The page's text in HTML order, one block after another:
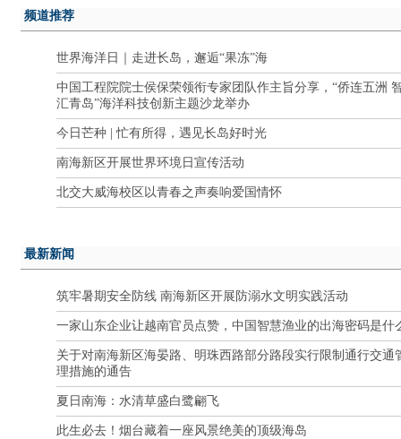
频道推荐
世界海洋日｜走进长岛，邂逅“果冻”海
中国工程院院士侯保荣领衔专家团队作主旨分享，“侨连五洲
汇青岛”海洋科技创新主题沙龙举办
今日芒种 | 忙有所得，遇见长岛好时光
南海新区开展世界环境日宣传活动
北交大威海校区以青春之声奏响爱国情怀
最新新闻
筑牢暑期安全防线 南海新区开展防溺水文明实践活动
一家山东企业让越南官员点赞，中国智慧渔业的出海密码是什
关于对南海新区海晏路、明珠西路部分路段实行限制通行交通
理措施的通告
夏日南海：水清草盛白鹭翩飞
此生必去！烟台藏着一座风景绝美的顶级海岛